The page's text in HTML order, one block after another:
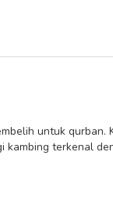
untuk
terkenal